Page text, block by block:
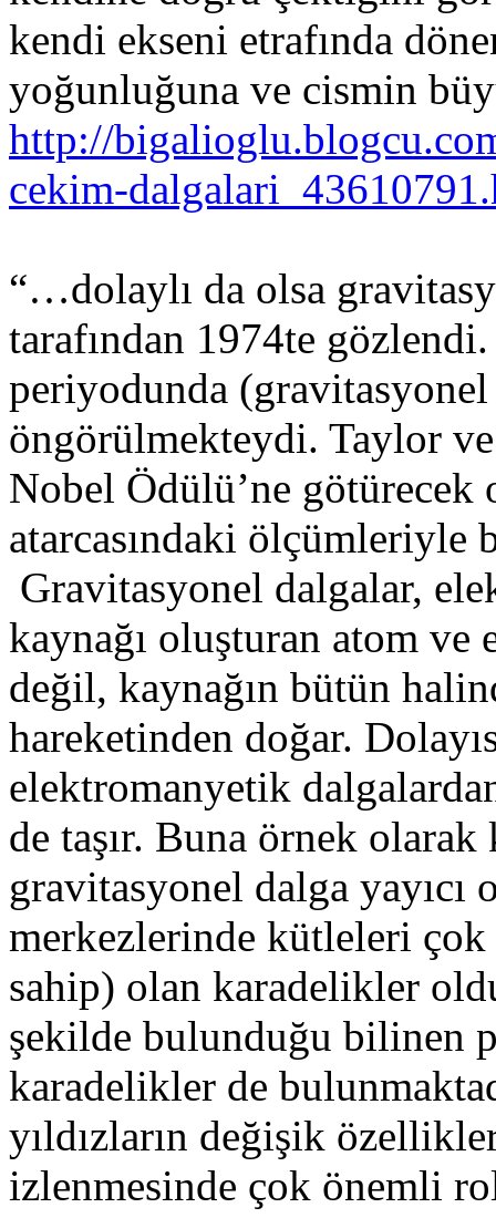
kendi ekseni etrafında
yoğunluğuna ve cismin
http://
cekim-
“…dolaylı da olsa
tarafından 1974te
periyodunda (gravitasyonel
öngörülmekteydi. Taylor
Nobel Ödülü’ne
atarcasındaki ölçümleriyle
Gravitasyonel dalgalar,
kaynağı oluşturan atom ve
değil, kaynağın bütün
hareketinden doğar.
elektromanyetik
de taşır. Buna örnek
gravitasyonel dalga
merkezlerinde kütleleri
sahip) olan karadelikler
şekilde bulunduğu bilinen
karadelikler de
yıldızların değişik
izlenmesinde çok önemli